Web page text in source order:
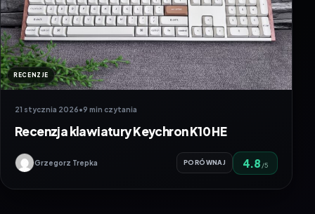
RECENZJE
21 stycznia 2026•9 min czytania
Recenzja klawiatury Keychron K10 HE
Grzegorz Trepka PORÓWNAJ 4.8 /5